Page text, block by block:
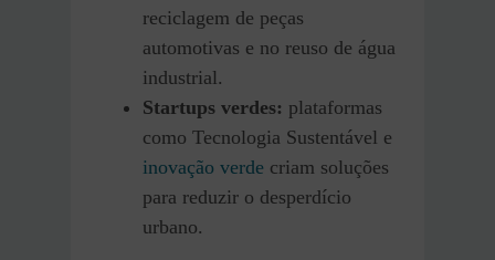
reciclagem de peças
automotivas e no reuso de água
industrial.
Startups verdes: plataformas
como Tecnologia Sustentável e
inovação verde criam soluções
para reduzir o desperdício
urbano.